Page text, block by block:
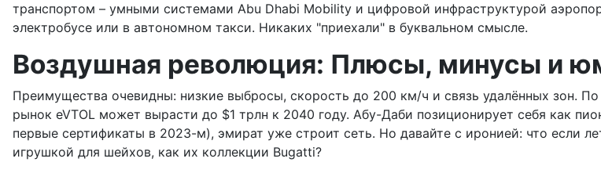
транспортом – умными системами Abu Dhabi Mobility и цифровой инфраструктурой
электробусе или в автономном такси. Никаких "приехали" в буквальном смысле.
Воздушная революция: Плюсы, минусы и
Преимущества очевидны: низкие выбросы, скорость до 200 км/ч и связь удалённых зон.
рынок eVTOL может вырасти до $1 трлн к 2040 году. Абу-Даби позиционирует себя как
первые сертификаты в 2023-м), эмират уже строит сеть. Но давайте с иронией: что если
игрушкой для шейхов, как их коллекции Bugatti?